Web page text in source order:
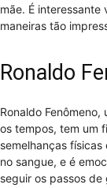
mãe. É
maneiras tão
Ronaldo
Ronaldo
os tempos, tem um
semelhanças
no sangue, e é
seguir os passos de